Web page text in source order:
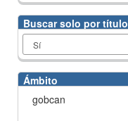
Buscar solo por título
Ámbito
gobcan